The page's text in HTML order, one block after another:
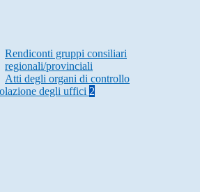
Rendiconti gruppi consiliari
regionali/provinciali
Atti degli organi di controllo
degli uffici 2